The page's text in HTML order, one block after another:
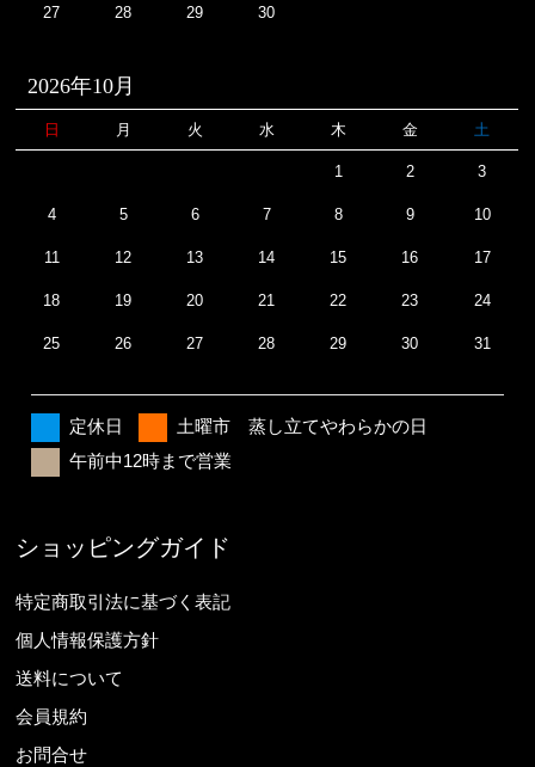
27 28 29 30
2026年10月
日 月 火 水 木 金 土
1 2 3
4 5 6 7 8 9 10
11 12 13 14 15 16 17
18 19 20 21 22 23 24
25 26 27 28 29 30 31
定休日
土曜市 蒸し立てやわらかの日
午前中12時まで営業
ショッピングガイド
特定商取引法に基づく表記
個人情報保護方針
送料について
会員規約
お問合せ